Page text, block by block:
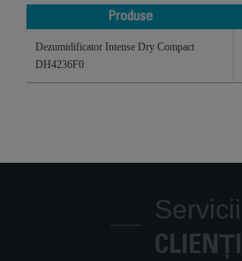
Produse
Dezumidificator Intense Dry Compact
DH4236F0
Servicii
CLIENȚI